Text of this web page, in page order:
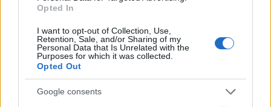
Opted In
I want to opt-out of Collection, Use,
Retention, Sale, and/or Sharing of my
Personal Data that Is Unrelated with the
Purposes for which it was collected.
Opted Out
Google consents